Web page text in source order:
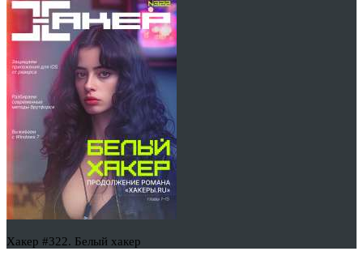
Хакер #322. Белый хакер